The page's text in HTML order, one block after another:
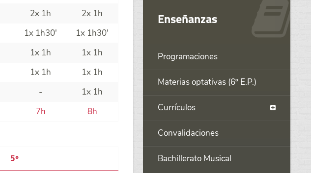
2x 1h
2x 1h
1x 1h30'
1x 1h30'
1x 1h
1x 1h
1x 1h
1x 1h
-
1x 1h
7h 8h
5º
Enseñanzas
Programaciones
Materias optativas (6º E.P.)
Currículos
Convalidaciones
Bachillerato Musical